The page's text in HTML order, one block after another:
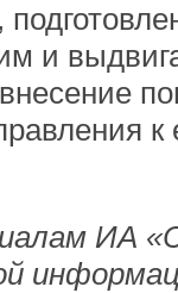
и
ИА